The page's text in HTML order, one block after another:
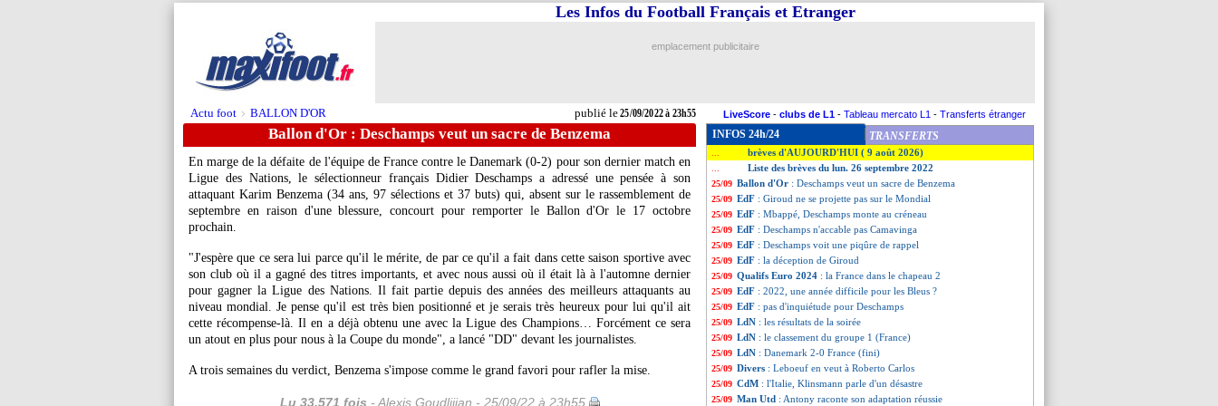
Actu foot > BALLON D'OR publié le25/09/2022 à 23h55
Les Infos du Football Français et Etranger
emplacement publicitaire
LiveScore - clubs de L1 - Tableau mercato L1 - Transferts étranger
Ballon d'Or : Deschamps veut un sacre de Benzema
En marge de la défaite de l'équipe de France contre le Danemark (0-2) pour son dernier match en
Ligue des Nations, le sélectionneur français Didier Deschamps a adressé une pensée à son
attaquant Karim Benzema (34 ans, 97 sélections et 37 buts) qui, absent sur le rassemblement de
septembre en raison d'une blessure, concourt pour remporter le Ballon d'Or le 17 octobre
prochain.
"J'espère que ce sera lui parce qu'il le mérite, de par ce qu'il a fait dans cette saison sportive avec
son club où il a gagné des titres importants, et avec nous aussi où il était là à l'automne dernier
pour gagner la Ligue des Nations. Il fait partie depuis des années des meilleurs attaquants au
niveau mondial. Je pense qu'il est très bien positionné et je serais très heureux pour lui qu'il ait
cette récompense-là. Il en a déjà obtenu une avec la Ligue des Champions… Forcément ce sera
un atout en plus pour nous à la Coupe du monde", a lancé "DD" devant les journalistes.
A trois semaines du verdict, Benzema s'impose comme le grand favori pour rafler la mise.
Lu 33.571 fois - Alexis Goudlijian - 25/09/22 à 23h55
INFOS 24h/24 TRANSFERTS
brèves d'AUJOURD'HUI ( 9 août 2026)
Liste des brèves du lun. 26 septembre 2022
25/09 Ballon d'Or : Deschamps veut un sacre de Benzema
25/09 EdF : Giroud ne se projette pas sur le Mondial
25/09 EdF : Mbappé, Deschamps monte au créneau
25/09 EdF : Deschamps n'accable pas Camavinga
25/09 EdF : Deschamps voit une piqûre de rappel
25/09 EdF : la déception de Giroud
25/09 Qualifs Euro 2024 : la France dans le chapeau 2
25/09 EdF : 2022, une année difficile pour les Bleus ?
25/09 EdF : pas d'inquiétude pour Deschamps
25/09 LdN : les résultats de la soirée
25/09 LdN : le classement du groupe 1 (France)
25/09 LdN : Danemark 2-0 France (fini)
25/09 Divers : Leboeuf en veut à Roberto Carlos
25/09 CdM : l'Italie, Klinsmann parle d'un désastre
25/09 Man Utd : Antony raconte son adaptation réussie